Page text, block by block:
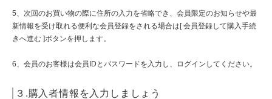
5、次回のお買い物の際に住所の入力を省略でき、会員限定のお知らせや最
新情報を受け取れる便利な会員登録をされる場合は[ 会員登録して購入手続
きへ進む ]ボタンを押します。
6、会員のお客様は会員IDとパスワードを入力し、ログインしてください。
３.購入者情報を入力しましょう